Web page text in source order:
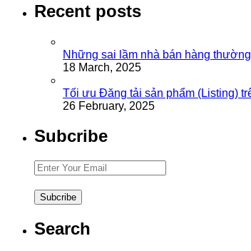
Recent posts
Những sai lầm nhà bán hàng
18 March, 2025
Tối ưu Đăng tải sản phẩm (Listing)
26 February, 2025
Subcribe
Search